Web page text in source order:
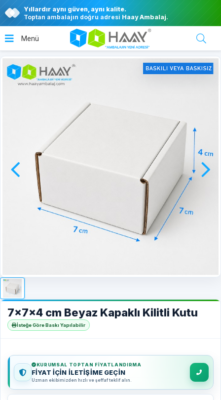
Yıllardır aynı güven, aynı kalite.
Toptan ambalajın doğru adresi Haay Ambalaj.
7x7x4 cm Beyaz Kapaklı Kilitli Kutu
İsteğe Göre Baskı Yapılabilir
KURUMSAL TOPTAN FIYATLANDIRMA
FİYAT İÇİN İLETİŞİME GEÇİN
Uzman ekibimizden hızlı ve şeffaf teklif alın.